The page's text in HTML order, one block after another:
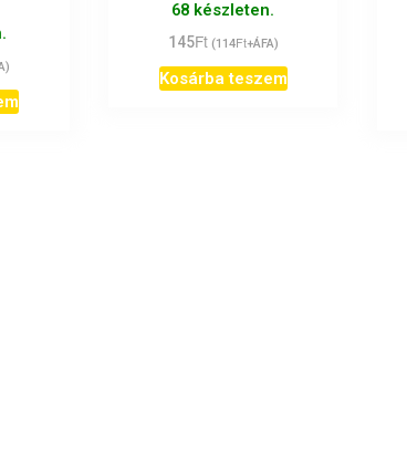
68 készleten.
145Ft (114Ft+ÁFA)
Kosárba teszem